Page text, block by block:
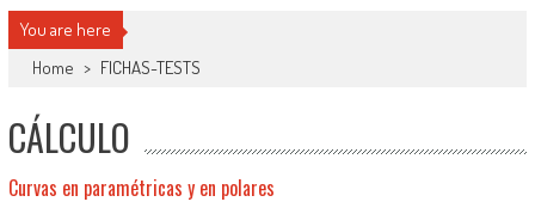
You are here
Home > FICHAS-TESTS
CÁLCULO
Curvas en paramétricas y en polares